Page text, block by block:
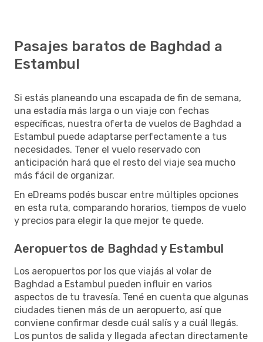
Pasajes baratos de Baghdad a
Estambul
Si estás planeando una escapada de fin de semana,
una estadía más larga o un viaje con fechas
específicas, nuestra oferta de vuelos de Baghdad a
Estambul puede adaptarse perfectamente a tus
necesidades. Tener el vuelo reservado con
anticipación hará que el resto del viaje sea mucho
más fácil de organizar.
En eDreams podés buscar entre múltiples opciones
en esta ruta, comparando horarios, tiempos de vuelo
y precios para elegir la que mejor te quede.
Aeropuertos de Baghdad y Estambul
Los aeropuertos por los que viajás al volar de
Baghdad a Estambul pueden influir en varios
aspectos de tu travesía. Tené en cuenta que algunas
ciudades tienen más de un aeropuerto, así que
conviene confirmar desde cuál salís y a cuál llegás.
Los puntos de salida y llegada afectan directamente